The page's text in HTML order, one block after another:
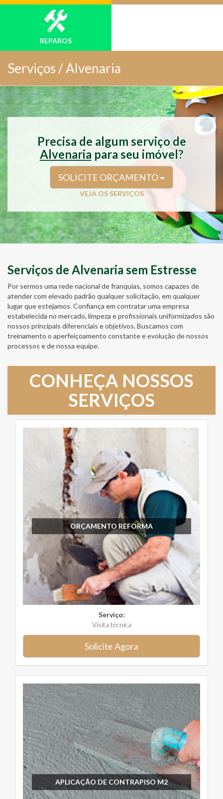
REPAROS
Serviços /Alvenaria
Precisa de algum serviço de
Alvenaria para seu imóvel?
SOLICITE ORÇAMENTO
VEJA OS SERVIÇOS
Serviços de Alvenaria sem Estresse
Por sermos uma rede nacional de franquias, somos capazes de
atender com elevado padrão qualquer solicitação, em qualquer
lugar que estejamos. Confiança em contratar uma empresa
estabelecida no mercado, limpeza e profissionais uniformizados são
nossos principais diferenciais e objetivos. Buscamos com
treinamento o aperfeiçoamento constante e evolução de nossos
processos e de nossa equipe.
CONHEÇA NOSSOS
SERVIÇOS
ORÇAMENTO REFORMA
Serviço:
Visita técnica
Solicite Agora
APLICAÇÃO DE CONTRAPISO M2